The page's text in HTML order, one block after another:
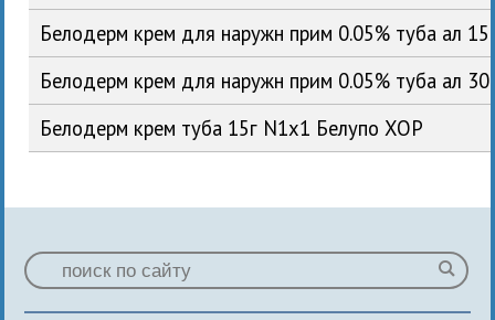
Белодерм крем для наружн прим 0.05% туба ал
Белодерм крем для наружн прим 0.05% туба ал
Белодерм крем туба 15г N1x1 Белупо ХОР